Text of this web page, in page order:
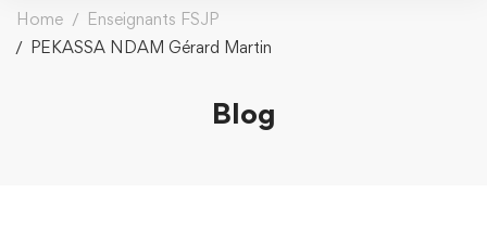
Home
Enseignants FSJP
PEKASSA NDAM Gérard Martin
Blog